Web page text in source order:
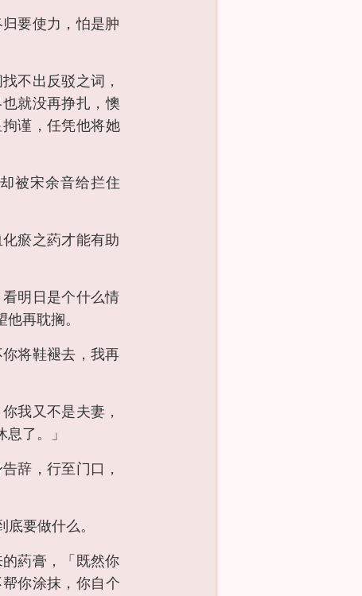
要使力，怕是肿
不出反驳之词，
就没再挣扎，懊
谨，任凭他将她
被宋余音给拦住
瘀之葯才能有助
明日是个什么情
再耽搁。
将鞋褪去，我再
我又不是夫妻，
了。」
辞，行至门口，
要做什么。
葯膏，「既然你
你涂抹，你自个